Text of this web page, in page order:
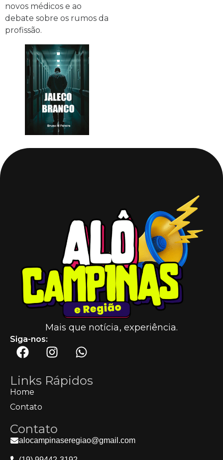
novos médicos e ao
debate sobre os rumos da
profissão.
Mais que notícia, experiência.
Siga-nos:
Links Rápidos
Home
Contato
Contato
alocampinaseregiao@gmail.com